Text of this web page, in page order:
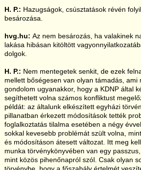
H. P.: Hazugságok, csúsztatások révén
besározása.
hvg.hu: Az nem besározás, ha valakinek
lakása hibásan kitöltött
dolgok.
H. P.: Nem mentegetek senkit, de ezek
mellett bőségesen van olyan támadás, ami
gondolom ugyanakkor, hogy a KDNP által
segíthetett volna számos konfliktust
példát: az általunk elkészített egyházi
pillanatban érkezett módosítások tették
foglalkoztatás tilalma esetében a négy
sokkal kevesebb problémát szült volna,
és módosításon átesett változat. Itt meg
munka törvénykönyvében van egy
mint közös pihenőnapról szól. Csak olyan